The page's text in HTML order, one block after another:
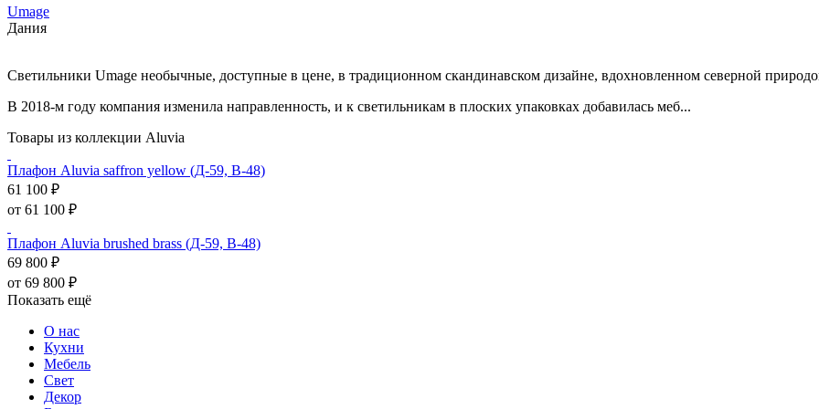
Umage
Дания
Светильники Umage необычные, доступные в цене, в традиционном скандинавском дизайне, вдохновленном северной
В 2018-м году компания изменила направленность, и к светильникам в плоских упаковках добавилась меб...
Товары из коллекции Aluvia
Плафон Aluvia saffron yellow (Д-59, В-48)
61 100 ₽
от 61 100 ₽
Плафон Aluvia brushed brass (Д-59, В-48)
69 800 ₽
от 69 800 ₽
Показать ещё
О нас
Кухни
Мебель
Свет
Декор